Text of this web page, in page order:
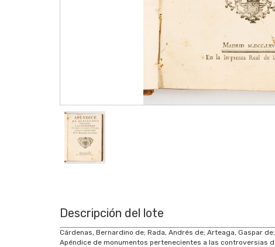
Descripción del lote
Cárdenas, Bernardino de; Rada, Andrés de; Arteaga, Gaspar
Apéndice de monumentos pertenecientes a las controversias